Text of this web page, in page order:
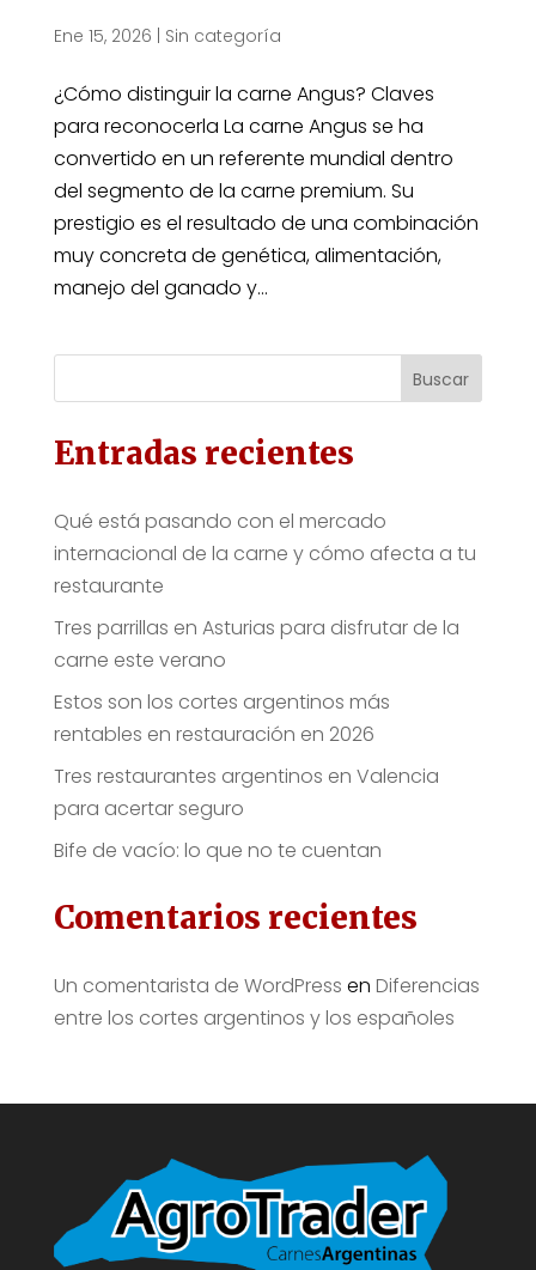
Ene 15, 2026 Sin categoría
¿Cómo distinguir la carne Angus? Claves
para reconocerla La carne Angus se ha
convertido en un referente mundial dentro
del segmento de la carne premium. Su
prestigio es el resultado de una combinación
muy concreta de genética, alimentación,
manejo del ganado y...
Buscar
Entradas recientes
Qué está pasando con el mercado
internacional de la carne y cómo afecta a tu
restaurante
Tres parrillas en Asturias para disfrutar de la
carne este verano
Estos son los cortes argentinos más
rentables en restauración en 2026
Tres restaurantes argentinos en Valencia
para acertar seguro
Bife de vacío: lo que no te cuentan
Comentarios recientes
Un comentarista de WordPress en Diferencias
entre los cortes argentinos y los españoles